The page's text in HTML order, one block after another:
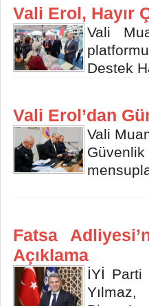
Vali Erol, Hayır
Vali
Destek
Vali Erol’dan
Vali
Güvenlik
Fatsa
Açıklama
İYİ Parti